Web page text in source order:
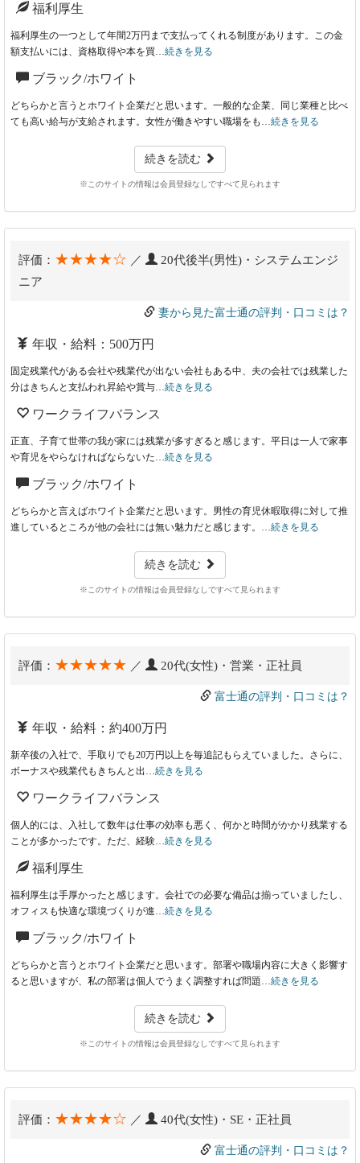
福利厚生
福利厚生の一つとして年間2万円まで支払ってくれる制度があります。この金
額支払いには、資格取得や本を買… 続きを見る
ブラック/ホワイト
どちらかと言うとホワイト企業だと思います。一般的な企業、同じ業種と比べ
ても高い給与が支給されます。女性が働きやすい職場をも… 続きを見る
続きを読む
※このサイトの情報は会員登録なしですべて見られます
評価： ★★★★☆ ／
20代後半(男性)・システムエンジ
ニア
妻から見た富士通の評判・口コミは？
年収・給料：500万円
固定残業代がある会社や残業代が出ない会社もある中、夫の会社では残業した
分はきちんと支払われ昇給や賞与… 続きを見る
ワークライフバランス
正直、子育て世帯の我が家には残業が多すぎると感じます。平日は一人で家事
や育児をやらなければならないた… 続きを見る
ブラック/ホワイト
どちらかと言えばホワイト企業だと思います。男性の育児休暇取得に対して推
進しているところが他の会社には無い魅力だと感じます。… 続きを見る
続きを読む
※このサイトの情報は会員登録なしですべて見られます
評価： ★★★★★ ／ 20代(女性)・営業・正社員
富士通の評判・口コミは？
年収・給料：約400万円
新卒後の入社で、手取りでも20万円以上を毎追記もらえていました。さらに、
ボーナスや残業代もきちんと出… 続きを見る
ワークライフバランス
個人的には、入社して数年は仕事の効率も悪く、何かと時間がかかり残業する
ことが多かったです。ただ、経験… 続きを見る
福利厚生
福利厚生は手厚かったと感じます。会社での必要な備品は揃っていましたし、
オフィスも快適な環境づくりが進… 続きを見る
ブラック/ホワイト
どちらかと言うとホワイト企業だと思います。部署や職場内容に大きく影響す
ると思いますが、私の部署は個人でうまく調整すれば問題… 続きを見る
続きを読む
※このサイトの情報は会員登録なしですべて見られます
評価： ★★★★☆ ／ 40代(女性)・SE・正社員
富士通の評判・口コミは？